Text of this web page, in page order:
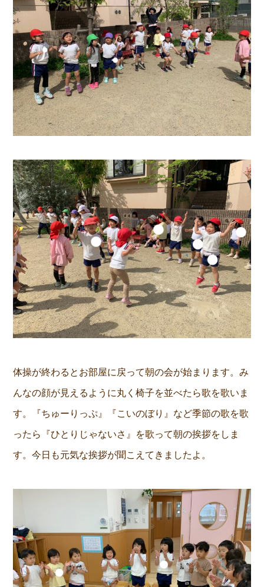
体操が終わるとお部屋に戻って朝の会が始まります。み
んなの顔が見えるように丸く椅子を並べたら歌を歌いま
す。『ちゅーりっぷ』『こいのぼり』など季節の歌を歌
ったら『ひとりじゃないさ』を歌って朝の挨拶をしま
す。今日も元気な挨拶が聞こえてきましたよ。